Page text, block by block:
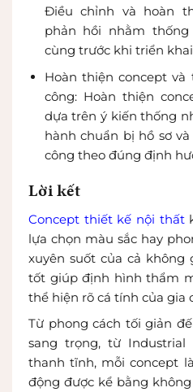
Điều chỉnh và hoàn
phản hồi nhằm
cùng trước khi triển
Hoàn thiện concept
công: Hoàn thiện
dựa trên ý kiến thống
hành chuẩn bị hồ sơ
công theo đúng định
Lời kết
Concept thiết kế nội thất
lựa chọn màu sắc hay
xuyên suốt của cả không
tốt giúp định hình thẩm
thể hiện rõ cá tính của gia
Từ phong cách tối giản
sang trọng, từ
thanh tĩnh, mỗi concept
động được kể bằng